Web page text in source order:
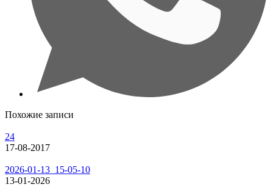
Похожие записи
24
17-08-2017
2026-01-13_15-05-10
13-01-2026